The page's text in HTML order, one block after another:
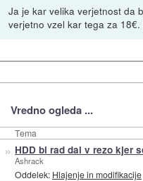
Ja je kar velika verjetnost da
verjetno vzel kar tega za 18€.
Vredno ogleda ...
Tema
» HDD bi rad dal v rezo kjer
Ashrack
Oddelek: Hlajenje in modifikacije